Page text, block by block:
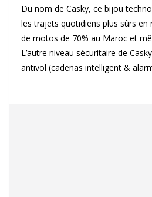
Du nom de Casky, ce bijou
les trajets quotidiens plus sûrs en
de motos de 70% au Maroc et
L’autre niveau sécuritaire de
antivol (cadenas intelligent &